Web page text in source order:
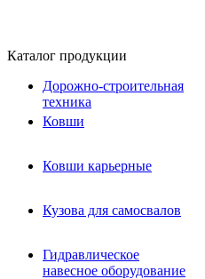
Каталог продукции
Дорожно-строительная
техника
Ковши
Ковши карьерные
Кузова для самосвалов
Гидравлическое
навесное оборудование